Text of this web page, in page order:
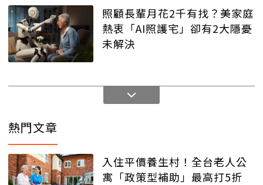
照顧長輩月花2千有找？美家庭
熱衷「AI照護宅」卻有2大隱憂
未解決
熱門文章
入住平價養生村！全台老人公
寓「政策型補助」最高打5折